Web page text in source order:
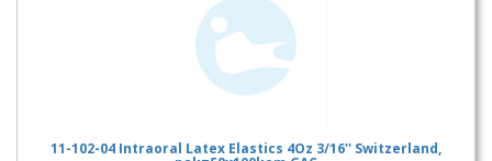
11-102-04 Intraoral Latex Elastics 4Oz 3/16'' Switzerland,